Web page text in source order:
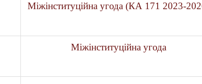
Міжінституційна угода (КА 171 2023-
Міжінституційна угода